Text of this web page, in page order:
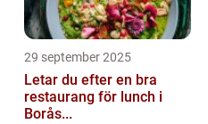
29 september 2025
Letar du efter en bra
restaurang för lunch i
Borås...